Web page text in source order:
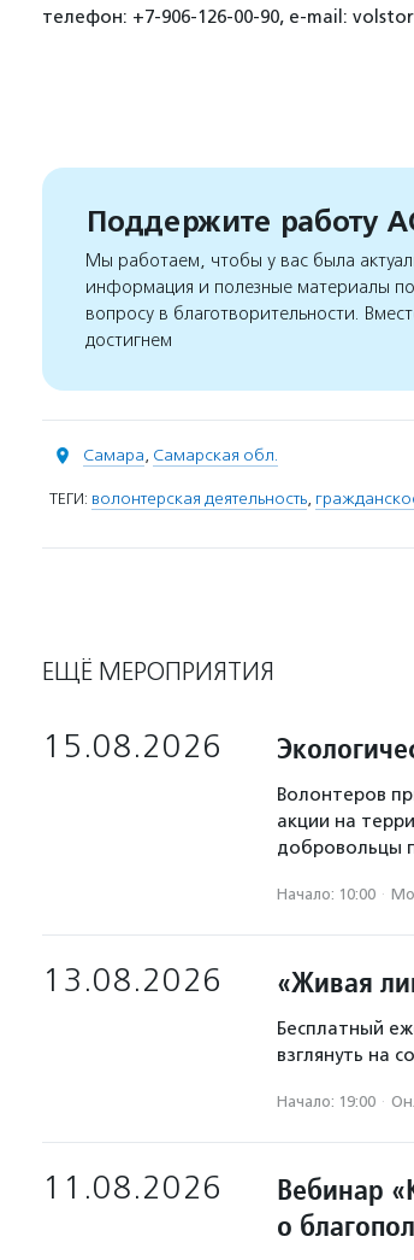
телефон: +7-906-126-00-90, e-mail:
Поддержите работу
Мы работаем, чтобы у вас была
информация и полезные материалы
вопросу в благотворительности.
достигнем
Самара, Самарская обл.
ТЕГИ: волонтерская деятельность,
ЕЩЁ МЕРОПРИЯТИЯ
15.08.2026
Волонтеров
акции на
добровольцы
Начало: 10:00 ·
13.08.2026 «Живая
Бесплатный
взглянуть на
Начало: 19:00 ·
11.08.2026
Вебинар
о